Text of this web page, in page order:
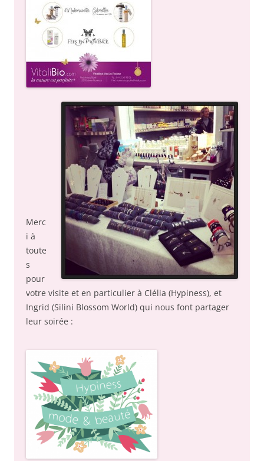
Merc
i à
toute
s
pour
votre visite et en particulier à Clélia (Hypiness), et
Ingrid (Silini Blossom World) qui nous font partager
leur soirée :